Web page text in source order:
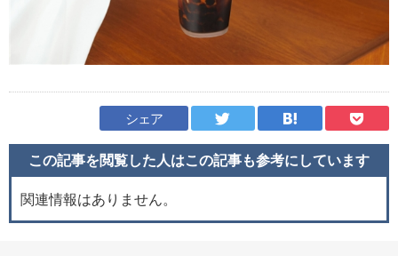
シェア
この記事を閲覧した人はこの記事も参考にしています
関連情報はありません。